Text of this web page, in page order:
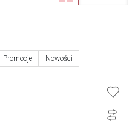
Promocje Nowości